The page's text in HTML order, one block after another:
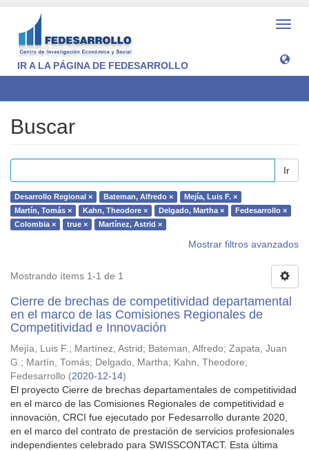
IR A LA PÁGINA DE FEDESARROLLO
Buscar
Ir
Desarrollo Regional × Bateman, Alfredo ×
Mejía, Luis F. ×
Martín, Tomás ×
Kahn, Theodore × Delgado, Martha ×
Fedesarrollo ×
Colombia ×
true × Martínez, Astrid ×
Mostrar filtros avanzados
Mostrando ítems 1-1 de 1
Cierre de brechas de competitividad departamental
en el marco de las Comisiones Regionales de
Competitividad e Innovación
Mejía, Luis F.; Martínez, Astrid ; Bateman, Alfredo; Zapata, Juan
G.; Martín, Tomás; Delgado, Martha; Kahn, Theodore;
Fedesarrollo (2020-12-14)
El proyecto Cierre de brechas departamentales de competitividad
en el marco de las Comisiones Regionales de competitividad e
innovación, CRCI fue ejecutado por Fedesarrollo durante 2020,
en el marco del contrato de prestación de servicios profesionales
independientes celebrado para SWISSCONTACT. Esta última